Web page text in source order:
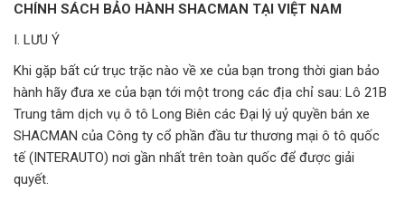
CHÍNH SÁCH BẢO HÀNH SHACMAN TẠI VIỆT NAM
I. LƯU Ý
Khi gặp bất cứ trục trặc nào về xe của bạn trong thời gian bảo
hành hãy đưa xe của bạn tới một trong các địa chỉ sau: Lô 21B
Trung tâm dịch vụ ô tô Long Biên các Đại lý uỷ quyền bán xe
SHACMAN của Công ty cổ phần đầu tư thương mại ô tô quốc
tế (INTERAUTO) nơi gần nhất trên toàn quốc để được giải
quyết.